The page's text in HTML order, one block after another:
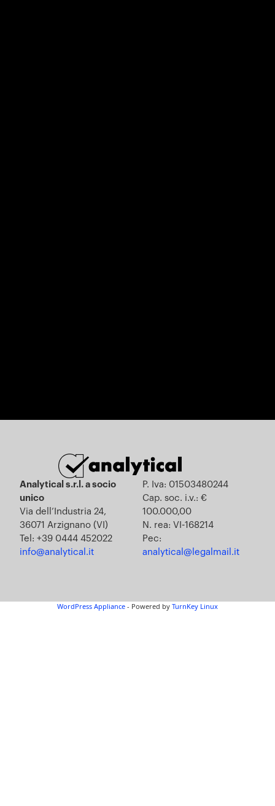
Analytical s.r.l. a socio
unico
Via dell’Industria 24,
36071 Arzignano (VI)
Tel: +39 0444 452022
info@analytical.it
P. Iva: 01503480244
Cap. soc. i.v.: €
100.000,00
N. rea: VI-168214
Pec:
analytical@legalmail.it
WordPress Appliance - Powered by TurnKey Linux